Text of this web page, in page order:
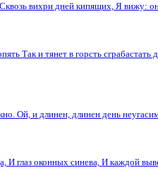
вихри дней кипящих, Я вижу:
Так и тянет в горсть
Ой, и длинен, длинен день
глаз оконных синева, И каждой